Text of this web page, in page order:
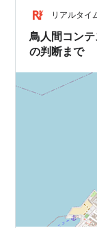
リアルタイ
鳥人間コン
の判断まで